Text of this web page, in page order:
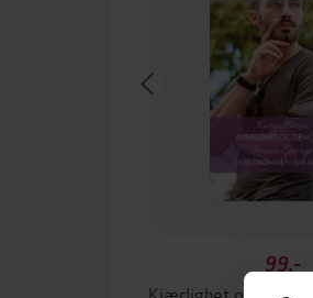
99,-